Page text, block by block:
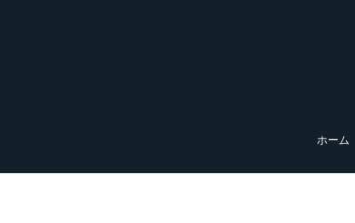
ホーム